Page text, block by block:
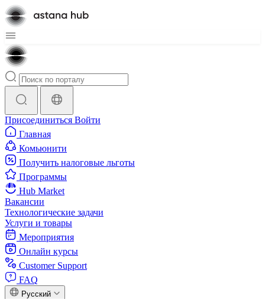
Присоединиться Войти
Главная
Комьюнити
Получить налоговые льготы
Программы
Hub Market
Вакансии
Технологические задачи
Услуги и товары
Мероприятия
Онлайн курсы
Customer Support
FAQ
Русский